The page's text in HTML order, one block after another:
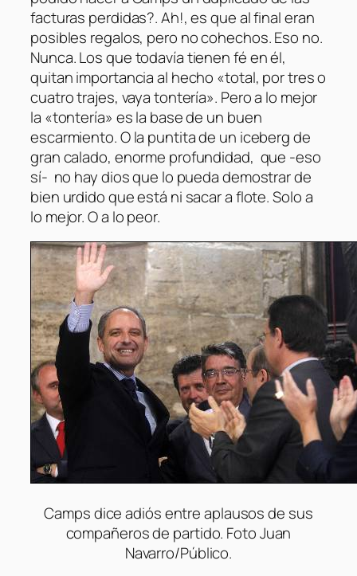
facturas perdidas?. Ah!, es que al final eran
posibles regalos, pero no cohechos. Eso no.
Nunca. Los que todavía tienen fé en él,
quitan importancia al hecho «total, por tres o
cuatro trajes, vaya tontería». Pero a lo mejor
la «tontería» es la base de un buen
escarmiento. O la puntita de un iceberg de
gran calado, enorme profundidad, que -eso
sí- no hay dios que lo pueda demostrar de
bien urdido que está ni sacar a flote. Solo a
lo mejor. O a lo peor.
Camps dice adiós entre aplausos de sus
compañeros de partido. Foto Juan
Navarro/Público.